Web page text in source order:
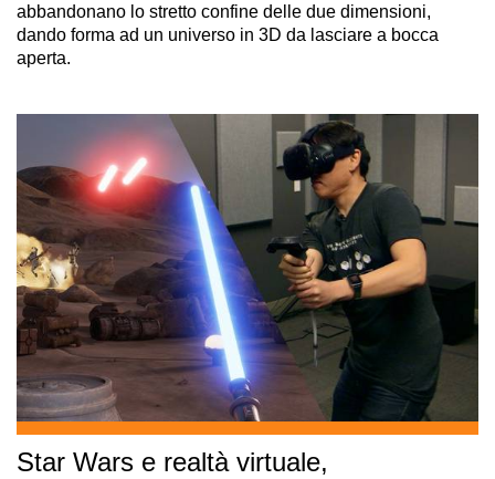
abbandonano lo stretto confine delle due dimensioni,
dando forma ad un universo in 3D da lasciare a bocca
aperta.
Star Wars e realtà virtuale,